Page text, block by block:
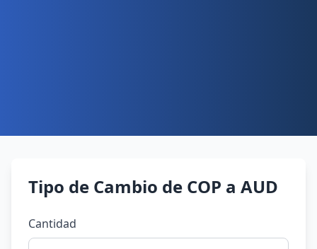
Tipo de Cambio de COP a AUD
Cantidad